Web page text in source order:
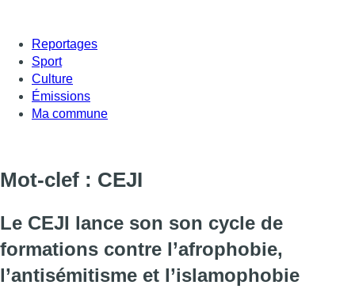
Reportages
Sport
Culture
Émissions
Ma commune
Mot-clef : CEJI
Le CEJI lance son son cycle de
formations contre l’afrophobie,
l’antisémitisme et l’islamophobie